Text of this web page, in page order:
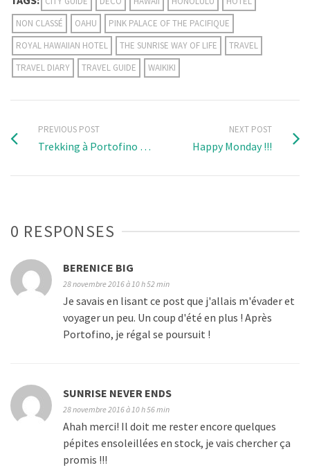
NON CLASSÉ
OAHU
PINK PALACE OF THE PACIFIQUE
ROYAL HAWAIIAN HOTEL
THE SUNRISE WAY OF LIFE
TRAVEL
TRAVEL DIARY
TRAVEL GUIDE WAIKIKI
PREVIOUS POST
Trekking à Portofino …
NEXT POST
Happy Monday !!!
0 RESPONSES
BERENICE BIG
28 novembre 2016 à 10 h 52 min
Je savais en lisant ce post que j'allais m'évader et
voyager un peu. Un coup d'été en plus ! Après
Portofino, je régal se poursuit !
SUNRISE NEVER ENDS
28 novembre 2016 à 10 h 56 min
Ahah merci! Il doit me rester encore quelques
pépites ensoleillées en stock, je vais chercher ça
promis !!!